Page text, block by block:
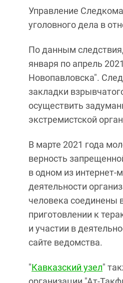
Управление
уголовного дела в
По данным
января по апрель
Новопавловска".
закладки
осуществить
экстремистской
В марте 2021 года
верность
в одном из интернет-
деятельности
человека соединены
приготовлении к
и участии в
сайте ведомства.
"Кавказский узел"